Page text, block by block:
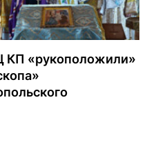
КП «рукоположили»